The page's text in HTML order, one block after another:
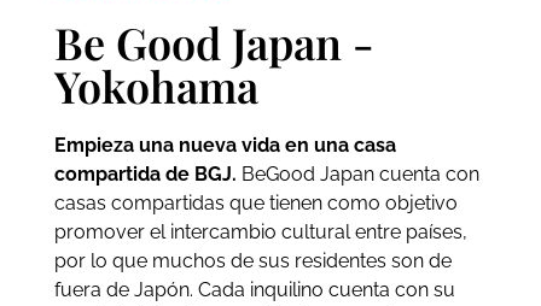
Be Good Japan -
Yokohama
Empieza una nueva vida en una casa
compartida de BGJ. BeGood Japan cuenta con
casas compartidas que tienen como objetivo
promover el intercambio cultural entre países,
por lo que muchos de sus residentes son de
fuera de Japón. Cada inquilino cuenta con su